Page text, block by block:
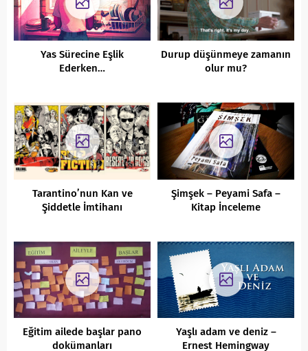
Yas Sürecine Eşlik
Ederken…
Durup düşünmeye zamanın
olur mu?
Tarantino’nun Kan ve
Şiddetle İmtihanı
Şimşek – Peyami Safa –
Kitap İnceleme
Eğitim ailede başlar pano
dokümanları
Yaşlı adam ve deniz –
Ernest Hemingway